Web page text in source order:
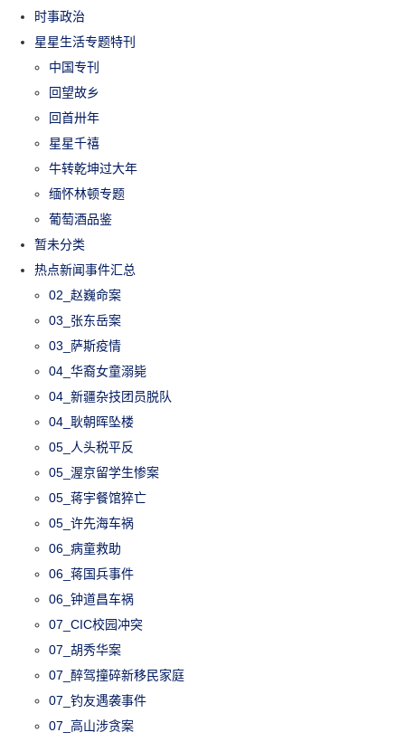
时事政治
星星生活专题特刊
中国专刊
回望故乡
回首卅年
星星千禧
牛转乾坤过大年
缅怀林顿专题
葡萄酒品鉴
暂未分类
热点新闻事件汇总
02_赵巍命案
03_张东岳案
03_萨斯疫情
04_华裔女童溺毙
04_新疆杂技团员脱队
04_耿朝晖坠楼
05_人头税平反
05_渥京留学生惨案
05_蒋宇餐馆猝亡
05_许先海车祸
06_病童救助
06_蒋国兵事件
06_钟道昌车祸
07_CIC校园冲突
07_胡秀华案
07_醉驾撞碎新移民家庭
07_钓友遇袭事件
07_高山涉贪案